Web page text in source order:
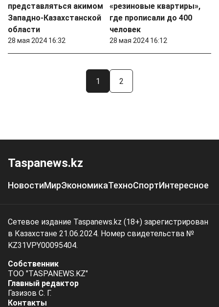
представляться акимом
Западно-Казахстанской
области
28 мая 2024 16:32
«резиновые квартиры»,
где прописали до 400
человек
28 мая 2024 16:12
1 2
Taspanews.kz
НовостиМирЭкономикаТехноСпортИнтересное
Сетевое издание Taspanews.kz (18+) зарегистрирован
в Казахстане 21.06.2024. Номер свидетельства №
KZ31VPY00095404.
Собственник
ТОО "TASPANEWS.KZ"
Главный редактор
Газизов С. Г.
Контакты